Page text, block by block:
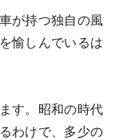
が持つ独自の風
愉しんでいるは
す。昭和の時代
わけで、多少の